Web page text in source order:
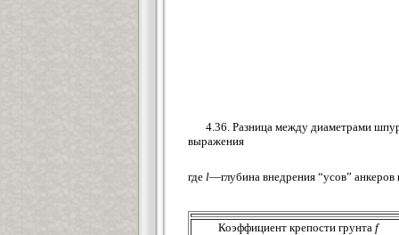
4.36. Разница между диаметрами
выражения
где l—глубина внедрения “усов”
Коэффициент крепости грунта f